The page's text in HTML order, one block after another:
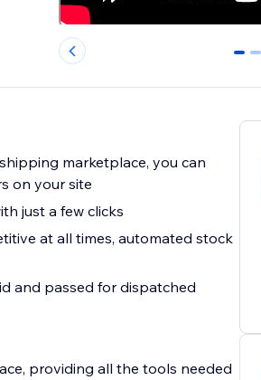
0 1
marketplace, you can
on your site
just a few clicks
at all times, automated stock
and passed for dispatched
providing all the tools needed